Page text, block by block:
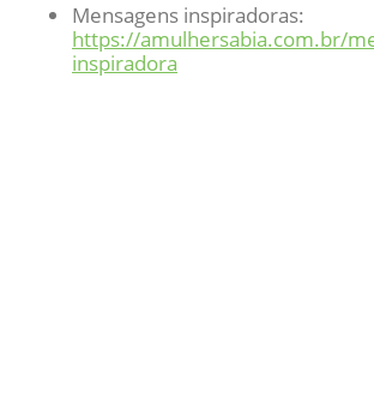
Mensagens inspiradoras:
https://amulhersabia.com.br/
inspiradora